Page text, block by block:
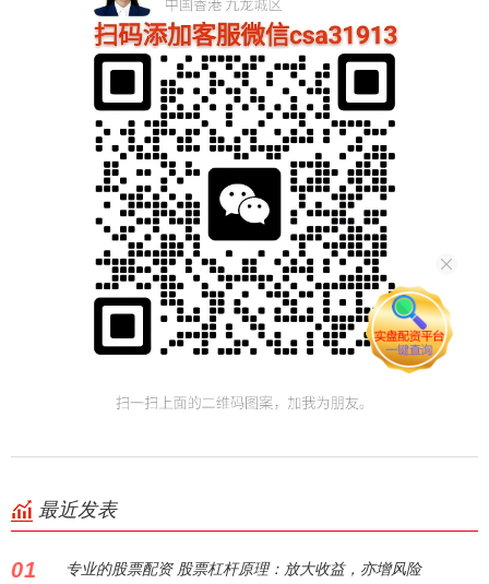
最近发表
01 专业的股票配资 股票杠杆原理：放大收益，亦增风险